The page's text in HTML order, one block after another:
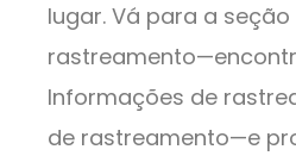
lugar. Vá para a
Informações de
de rastreamento—e